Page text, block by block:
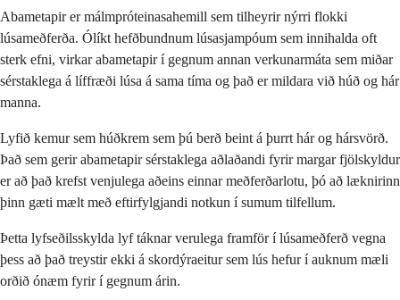
Abametapir er málmpróteinasahemill sem tilheyrir nýrri flokki
lúsameðferða. Ólíkt hefðbundnum lúsasjampóum sem innihalda oft
sterk efni, virkar abametapir í gegnum annan verkunarmáta sem miðar
sérstaklega á líffræði lúsa á sama tíma og það er mildara við húð og hár
manna.
Lyfið kemur sem húðkrem sem þú berð beint á þurrt hár og hársvörð.
Það sem gerir abametapir sérstaklega aðlaðandi fyrir margar fjölskyldur
er að það krefst venjulega aðeins einnar meðferðarlotu, þó að læknirinn
þinn gæti mælt með eftirfylgjandi notkun í sumum tilfellum.
Þetta lyfseðilsskylda lyf táknar verulega framför í lúsameðferð vegna
þess að það treystir ekki á skordýraeitur sem lús hefur í auknum mæli
orðið ónæm fyrir í gegnum árin.